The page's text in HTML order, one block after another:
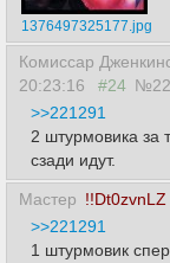
1376497325177.jpg
Комиссар
20:23:16
#24
>>221291
2 штурмовика за
сзади идут.
Мастер !!Dt0zvnLZ
>>221291
1 штурмовик